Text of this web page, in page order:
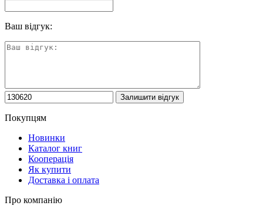
Ваш відгук:
Покупцям
Новинки
Каталог книг
Кооперація
Як купити
Доставка і оплата
Про компанію